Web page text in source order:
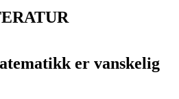
er vanskelig